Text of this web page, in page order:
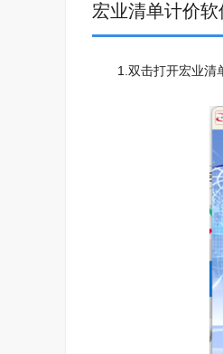
宏业清单计价
1.双击打开宏业清